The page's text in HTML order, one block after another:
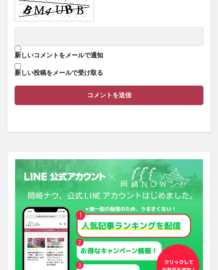
新しいコメントをメールで通知
新しい投稿をメールで受け取る